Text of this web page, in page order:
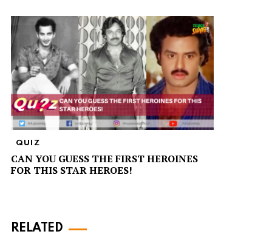
QUIZ
CAN YOU GUESS THE FIRST HEROINES
FOR THIS STAR HEROES!
RELATED